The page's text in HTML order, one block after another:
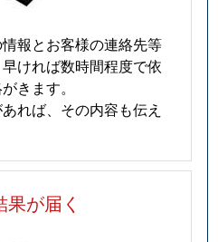
報とお客様の連絡先等
ければ数時間程度で依
きます。
れば、その内容も伝え
が届く